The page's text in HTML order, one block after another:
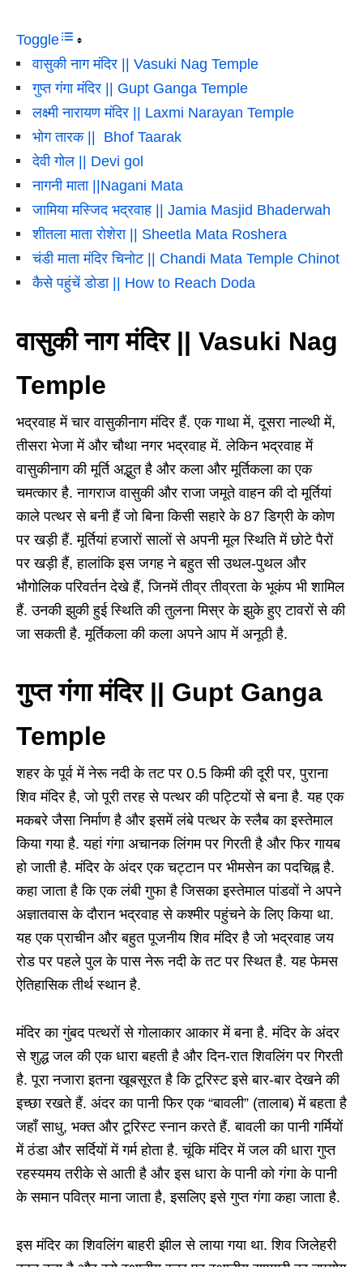
Toggle
वासुकी नाग मंदिर || Vasuki Nag Temple
गुप्त गंगा मंदिर || Gupt Ganga Temple
लक्ष्मी नारायण मंदिर || Laxmi Narayan Temple
भोग तारक || Bhof Taarak
देवी गोल || Devi gol
नागनी माता ||Nagani Mata
जामिया मस्जिद भद्रवाह || Jamia Masjid Bhaderwah
शीतला माता रोशेरा || Sheetla Mata Roshera
चंडी माता मंदिर चिनोट || Chandi Mata Temple Chinot
कैसे पहुंचें डोडा || How to Reach Doda
वासुकी नाग मंदिर || Vasuki Nag
Temple
भद्रवाह में चार वासुकीनाग मंदिर हैं. एक गाथा में, दूसरा नाल्थी में,
तीसरा भेजा में और चौथा नगर भद्रवाह में. लेकिन भद्रवाह में
वासुकीनाग की मूर्ति अद्भुत है और कला और मूर्तिकला का एक
चमत्कार है. नागराज वासुकी और राजा जमूते वाहन की दो मूर्तियां
काले पत्थर से बनी हैं जो बिना किसी सहारे के 87 डिग्री के कोण
पर खड़ी हैं. मूर्तियां हजारों सालों से अपनी मूल स्थिति में छोटे पैरों
पर खड़ी हैं, हालांकि इस जगह ने बहुत सी उथल-पुथल और
भौगोलिक परिवर्तन देखे हैं, जिनमें तीव्र तीव्रता के भूकंप भी शामिल
हैं. उनकी झुकी हुई स्थिति की तुलना मिस्र के झुके हुए टावरों से की
जा सकती है. मूर्तिकला की कला अपने आप में अनूठी है.
गुप्त गंगा मंदिर || Gupt Ganga
Temple
शहर के पूर्व में नेरू नदी के तट पर 0.5 किमी की दूरी पर, पुराना
शिव मंदिर है, जो पूरी तरह से पत्थर की पट्टियों से बना है. यह एक
मकबरे जैसा निर्माण है और इसमें लंबे पत्थर के स्लैब का इस्तेमाल
किया गया है. यहां गंगा अचानक लिंगम पर गिरती है और फिर गायब
हो जाती है. मंदिर के अंदर एक चट्टान पर भीमसेन का पदचिह्न है.
कहा जाता है कि एक लंबी गुफा है जिसका इस्तेमाल पांडवों ने अपने
अज्ञातवास के दौरान भद्रवाह से कश्मीर पहुंचने के लिए किया था.
यह एक प्राचीन और बहुत पूजनीय शिव मंदिर है जो भद्रवाह जय
रोड पर पहले पुल के पास नेरू नदी के तट पर स्थित है. यह फेमस
ऐतिहासिक तीर्थ स्थान है.
मंदिर का गुंबद पत्थरों से गोलाकार आकार में बना है. मंदिर के अंदर
से शुद्ध जल की एक धारा बहती है और दिन-रात शिवलिंग पर गिरती
है. पूरा नजारा इतना खूबसूरत है कि टूरिस्ट इसे बार-बार देखने की
इच्छा रखते हैं. अंदर का पानी फिर एक “बावली” (तालाब) में बहता है
जहाँ साधु, भक्त और टूरिस्ट स्नान करते हैं. बावली का पानी गर्मियों
में ठंडा और सर्दियों में गर्म होता है. चूंकि मंदिर में जल की धारा गुप्त
रहस्यमय तरीके से आती है और इस धारा के पानी को गंगा के पानी
के समान पवित्र माना जाता है, इसलिए इसे गुप्त गंगा कहा जाता है.
इस मंदिर का शिवलिंग बाहरी झील से लाया गया था. शिव जिलेहरी